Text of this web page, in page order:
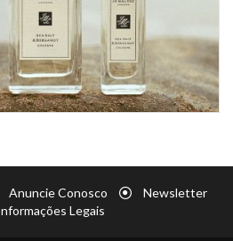
Anuncie Conosco
Newsletter
Legais